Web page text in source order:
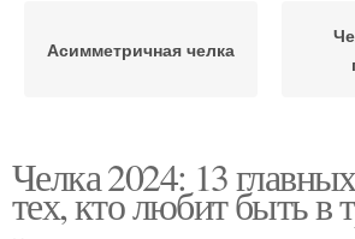
Асимметричная челка
Небольшая челка
Челка 2024: 13
тех, кто любит быть в